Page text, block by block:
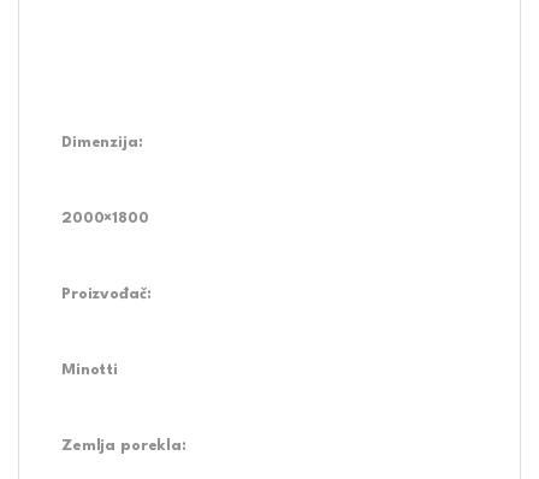
Dimenzija:
2000×1800
Proizvođač:
Minotti
Zemlja porekla: